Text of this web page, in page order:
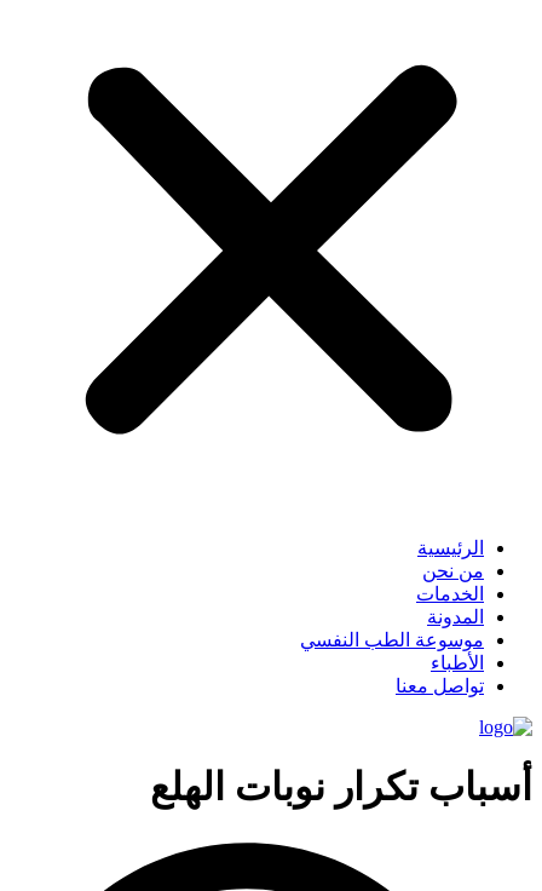
الرئيسية
من نحن
الخدمات
المدونة
موسوعة الطب النفسي
الأطباء
تواصل معنا
أسباب تكرار نوبات الهلع